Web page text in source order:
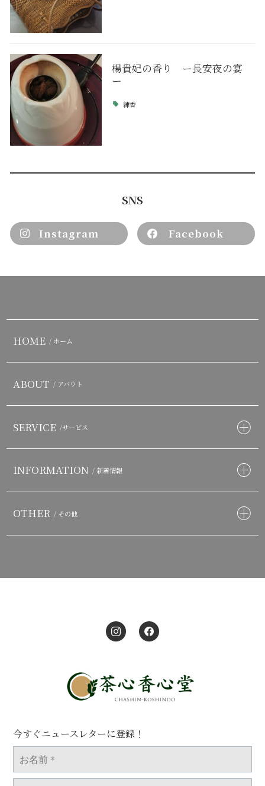
楊貴妃の香り ー長安夜の宴
ー
練香
SNS
Instagram Facebook
HOME / ホーム
ABOUT / アバウト
SERVICE /サービス
INFORMATION / 新着情報
OTHER / その他
今すぐニュースレターに登録！
お
*
メ